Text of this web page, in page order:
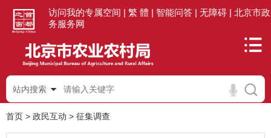
访问我的专属空间 | 繁 體 | 智能问答 | 无障碍 | 北京市政
务服务网
站内搜索
首页 > 政民互动 > 征集调查